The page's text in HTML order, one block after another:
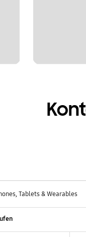
Tablets & Wearables